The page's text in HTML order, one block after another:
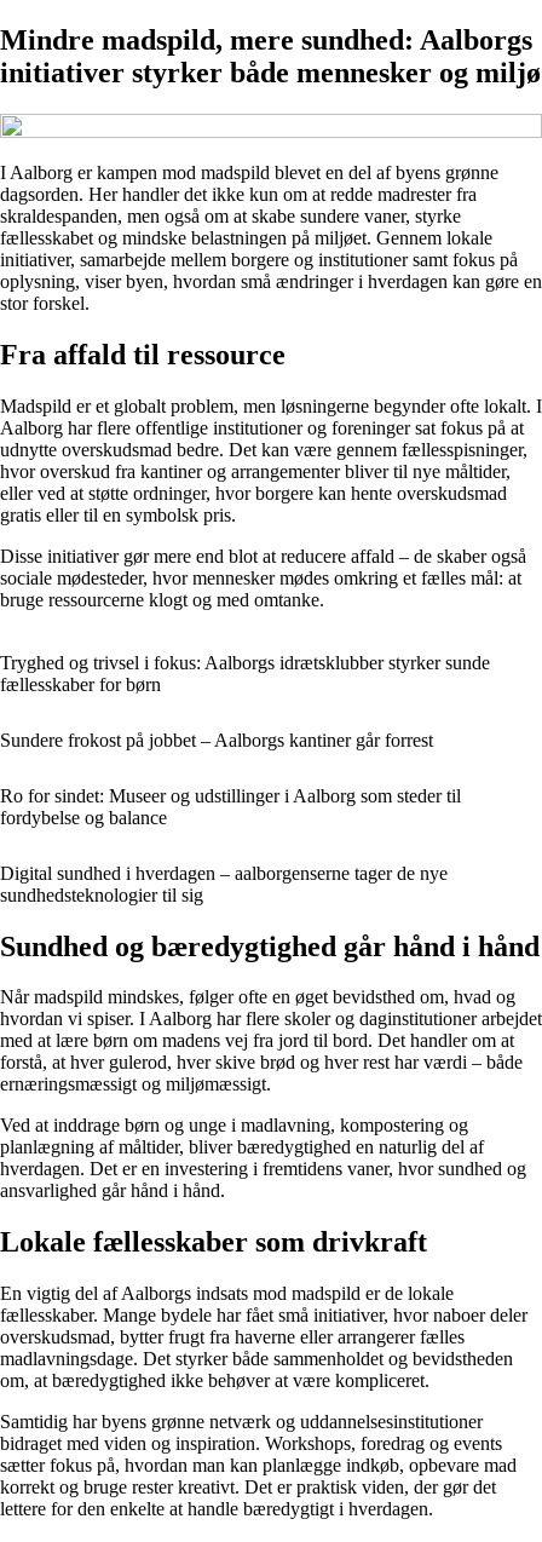
Mindre madspild, mere sundhed: Aalborgs
initiativer styrker både mennesker og miljø
I Aalborg er kampen mod madspild blevet en del af byens grønne
dagsorden. Her handler det ikke kun om at redde madrester fra
skraldespanden, men også om at skabe sundere vaner, styrke
fællesskabet og mindske belastningen på miljøet. Gennem lokale
initiativer, samarbejde mellem borgere og institutioner samt fokus på
oplysning, viser byen, hvordan små ændringer i hverdagen kan gøre en
stor forskel.
Fra affald til ressource
Madspild er et globalt problem, men løsningerne begynder ofte lokalt. I
Aalborg har flere offentlige institutioner og foreninger sat fokus på at
udnytte overskudsmad bedre. Det kan være gennem fællesspisninger,
hvor overskud fra kantiner og arrangementer bliver til nye måltider,
eller ved at støtte ordninger, hvor borgere kan hente overskudsmad
gratis eller til en symbolsk pris.
Disse initiativer gør mere end blot at reducere affald – de skaber også
sociale mødesteder, hvor mennesker mødes omkring et fælles mål: at
bruge ressourcerne klogt og med omtanke.
Tryghed og trivsel i fokus: Aalborgs idrætsklubber styrker sunde
fællesskaber for børn
Sundere frokost på jobbet – Aalborgs kantiner går forrest
Ro for sindet: Museer og udstillinger i Aalborg som steder til
fordybelse og balance
Digital sundhed i hverdagen – aalborgenserne tager de nye
sundhedsteknologier til sig
Sundhed og bæredygtighed går hånd i hånd
Når madspild mindskes, følger ofte en øget bevidsthed om, hvad og
hvordan vi spiser. I Aalborg har flere skoler og daginstitutioner arbejdet
med at lære børn om madens vej fra jord til bord. Det handler om at
forstå, at hver gulerod, hver skive brød og hver rest har værdi – både
ernæringsmæssigt og miljømæssigt.
Ved at inddrage børn og unge i madlavning, kompostering og
planlægning af måltider, bliver bæredygtighed en naturlig del af
hverdagen. Det er en investering i fremtidens vaner, hvor sundhed og
ansvarlighed går hånd i hånd.
Lokale fællesskaber som drivkraft
En vigtig del af Aalborgs indsats mod madspild er de lokale
fællesskaber. Mange bydele har fået små initiativer, hvor naboer deler
overskudsmad, bytter frugt fra haverne eller arrangerer fælles
madlavningsdage. Det styrker både sammenholdet og bevidstheden
om, at bæredygtighed ikke behøver at være kompliceret.
Samtidig har byens grønne netværk og uddannelsesinstitutioner
bidraget med viden og inspiration. Workshops, foredrag og events
sætter fokus på, hvordan man kan planlægge indkøb, opbevare mad
korrekt og bruge rester kreativt. Det er praktisk viden, der gør det
lettere for den enkelte at handle bæredygtigt i hverdagen.